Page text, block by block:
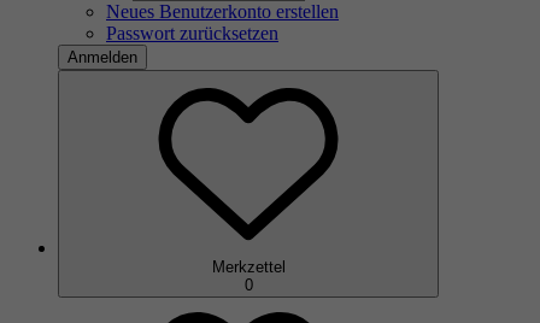
Neues Benutzerkonto erstellen
Passwort zurücksetzen
Anmelden
Merkzettel
0